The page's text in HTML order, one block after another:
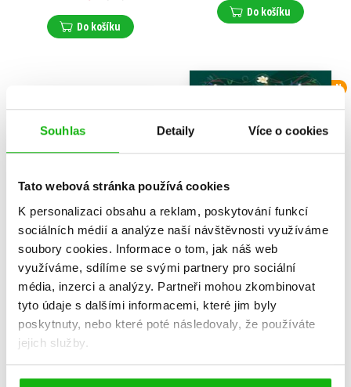
Souhlas Detaily Více o cookies
Tato webová stránka používá cookies
K personalizaci obsahu a reklam, poskytování funkcí
sociálních médií a analýze naší návštěvnosti využíváme
soubory cookies. Informace o tom, jak náš web
využíváme, sdílíme se svými partnery pro sociální
média, inzerci a analýzy. Partneři mohou zkombinovat
tyto údaje s dalšími informacemi, které jim byly
poskytnuty, nebo které poté následovaly, že používáte
jejich služby.
Do košíku
Do košíku
N
Vlčí smečka: Vlk samotář
Edo van Belkom
239 Kč
Do košíku
N
Ochránkyně snů: Mapa
Hvězdné rokle
239 Kč299 Kč